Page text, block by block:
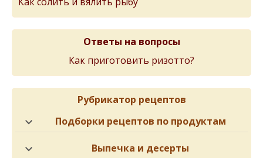
Ответы на вопросы
Как приготовить ризотто?
Рубрикатор рецептов
Подборки рецептов по продуктам
Выпечка и десерты